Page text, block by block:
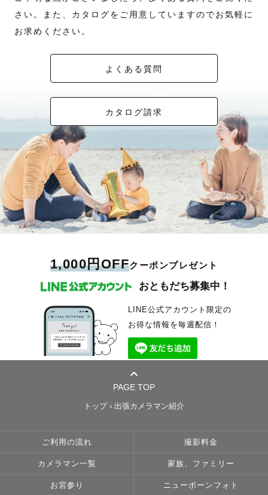
◎ご希望カットをもとにその時の様子を見ながら撮影を進めます。撮影に
おいて指示書などは簡単に（ない方が）ファミリーフォトは順調に進むこ
とが多いです。ご参考ください。
◎７５枚納品のところ、１００枚以上納品は必ずお約束いたします。撮影
した写真から私がセレクトしたものが納品されます。
◎未編集のデータはルール上お渡しできませんのでご理解いただけますと
嬉しいです。必ずカメラマンページの作例イメージをご覧ください。色味
は作例のようなものになりますため、予めご確認いただいた上でご検討く
＿＿＿＿＿＿＿＿＿＿＿＿＿＿＿＿＿＿＿＿＿＿
４.七五三・お宮参りを検討されているみなさんへ
まずは七五三・お宮参りを迎えられるご家族の皆さま、この度はおめでと
うございます。
人気シーズンはほとんどの日程が満枠になるため早めの問い合わせ・ご予
約をおすすめします。
※住吉大社・平安神宮・大阪天満宮は撮影不可の認識です。必ず予約前に
確認ください。
◎お宮参りのご家族さまへ
生後間もない赤ちゃんも何百人と抱っこしてきました。
安心してお任せくださいね🌼不安なことがあれば遠慮せずご相談くださ
被布・羽織袴・三つ身・四つ身（全てお着物の名称です）
こちらは全て１からお着付けできるスキルがあります。
当日の朝もしかしたら着物が嫌で着物を着れなくても、当日移動した後着
崩れたとしてもご安心くださいね。
ご相談させてもらいながら最善の状態になるように私も協力します。
家族の一員、のつもり（気持ち）で当日は参加させてもらいます。
や、撮影が可能かなど必ずご確認ください。
私は、写真に映る皆さんの「ありのまま」を。「らしさ」を写真に残した
写真を残したその時だけじゃなく何年か後に見返した時にもそこにある愛
ご依頼くださる全ての皆さまが幸せだと思ってくれていることが１番で
す。それが私も幸せです。
その子らしい「今」が、一番かわいいから☺︎
楽しんでもらえる撮影を心がけています☺️
未来へのプレゼントとして残しませんか？
❋ 撮影エリア・日時 ❋
和歌山、奈良、大阪、兵庫 を中心に活動しています🌿
対応エリア外の撮影や、撮影場所についても
お気軽にご相談ください✈️
そんなご相談も大歓迎です☺︎
スケジュールが△や✕の日も、
お受けできる場合があります。
まずはお気軽にお問い合わせください.* 𖥧⚘𖤣
※往復交通費が3,000円を超える場合は、
別途交通費をいただく場合がございます。
撮影申請・申請料が必要な場合がございます。
午前中は10時まで、
私は、笑顔いっぱいな写真が大好きです😊
そして、笑顔を大切にしています。
ステキなパワーがあると思うんです。
「○○の笑顔見たら元気でた！」って経験ありませんか？
とで、撮影中ずっと笑ってます😊✨
撮影した日や写真が、皆さんにとって笑顔になるきっかけになれば、めち
皆さんのために、一笑懸命カタチに残しますっ😊
最後まで長い文章を読んでいただき、ありがとうございます。
皆さんにお会いできる日を、心よりお待ちしております！
一緒に笑顔溢れる幸せな瞬間を残しましょう✨
お会いできる日を、心から楽しみにしております！
✑ 交通費：¥3,000まで含まれます（関西県外の超過分は応相談）
「ああ、あのときこんな感じだったな」って思い出せるような、そんな写
真を残したいと思っています。
また、事前の打ち合わせもすごく大切にしております。
『どんな場所で撮ったらいいかわからない』
『産着の着せ方がわからない』
そんな場合もお任せください。事前の下見から着せ方までご提案いたしま
す。
『こんな写真を撮って欲しい』も大歓迎です。
カメラマンに撮ってもらうことが初めての方、撮られることに慣れてなく
て緊張する…という方でもご安心ください。
丁寧にポージングや顔の向きなどもお伝えします。
［撮影までの流れ］
お気軽にご相談ください。
※撮影の3日前までにご連絡いただけるとスムーズです。
2. ヒアリング（Zoom / LINE ）
しっかり対応。
おふたりのテンションに合わせて
自然体で進めます。
写真データは丁寧にレタッチ後納品。
その他地域も対応可能ですので一度ご相談ください。
だいております。予めご了承ください。
撮影をスタートできます。
📷【撮影スタイル】
保存画像でも、まったく何も決まっていなくても——
どこからでもお任せください。
撮影当日は、何をすればいいか迷わないよう
でも気負わせるようなことはしません。
ゆるい空気の中で進めていきます。
彼氏さんが写真慣れしていなくても大丈夫。
男性同士でラフに話しながらソロカットで
安心してもらうところから始めます。
自然体で笑い合いたいふたりにも
しっかりポーズを決めてかっこよく撮りたい
ふたりにも、どちらにも対応しています。
おふたりの理想に合わせて
スタイルを使い分けます。
慣れてきたらあえてラフな指示であったり
何も言わないなんてこともしますが
そんな2人の時間も大切だと思っています。
屋外撮影だからこそ
天気も大切な要素のひとつ。
傘越しのカット、雨粒を光に変える撮り方——
どんな天気でも本気で向き合います。
延期のご相談もお気軽にどうぞ。
そうして生まれた写真は
10年後に見返したとき
あの日の気持ちごとよみがえってくる
一枚になります。
こんな言葉をいただいています。
わせた様々なご提案のおかげで、本当に満足して楽しく撮影できました」
場で一発に決めてくれます。迷われている方にはこちらの方をおすすめし
📖【受賞歴・撮影実績】
さい。また、カタログをご用意していますのでお気軽に
お求めください。
よくある質問
カタログ請求
1,000円OFFクーポンプレゼント
おともだち募集中！
LINE公式アカウント限定の
お得な情報を毎週配信！
PAGE TOP
トップ› 出張カメラマン紹介
ご利用の流れ 撮影料金
カメラマン一覧 家族、ファミリー
お宮参り ニューボーンフォト